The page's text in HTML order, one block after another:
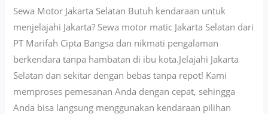
Now!
Sewa Motor Jakarta Selatan Butuh kendaraan untuk
menjelajahi Jakarta? Sewa motor matic Jakarta Selatan dari
PT Marifah Cipta Bangsa dan nikmati pengalaman
berkendara tanpa hambatan di ibu kota.Jelajahi Jakarta
Selatan dan sekitar dengan bebas tanpa repot! Kami
memproses pemesanan Anda dengan cepat, sehingga
Anda bisa langsung menggunakan kendaraan pilihan